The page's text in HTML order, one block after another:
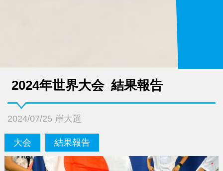
2024年世界大会_結果報告
2024/07/25 岸大遥
大会 結果報告